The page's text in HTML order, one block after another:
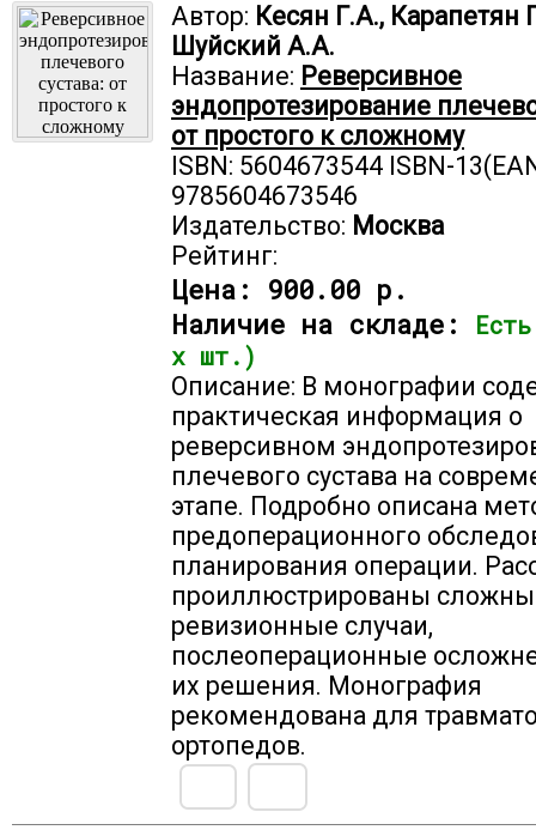
Автор: Кесян Г.А., Карапетян
Шуйский А.А.
Название: Реверсивное
эндопротезирование
от простого к сложному
ISBN: 5604673544 ISBN-
9785604673546
Издательство: Москва
Рейтинг:
Цена: 900.00 р.
Наличие на складе:
х шт.)
Описание: В монографии
практическая информация о
реверсивном
плечевого сустава на
этапе. Подробно описана
предоперационного
планирования операции.
проиллюстрированы
ревизионные случаи,
послеоперационные
их решения. Монография
рекомендована для
ортопедов.